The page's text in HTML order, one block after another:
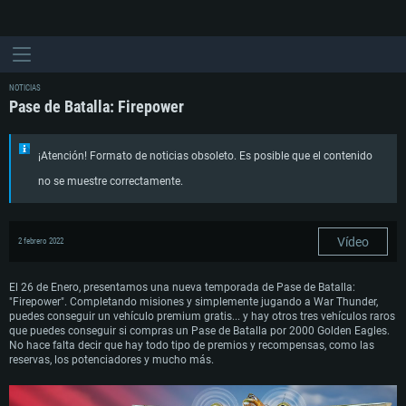
NOTICIAS
Pase de Batalla: Firepower
¡Atención! Formato de noticias obsoleto. Es posible que el contenido
no se muestre correctamente.
2 febrero 2022 Vídeo
El 26 de Enero, presentamos una nueva temporada de Pase de Batalla:
"Firepower". Completando misiones y simplemente jugando a War Thunder,
puedes conseguir un vehículo premium gratis... y hay otros tres vehículos raros
que puedes conseguir si compras un Pase de Batalla por 2000 Golden Eagles.
No hace falta decir que hay todo tipo de premios y recompensas, como las
reservas, los potenciadores y mucho más.